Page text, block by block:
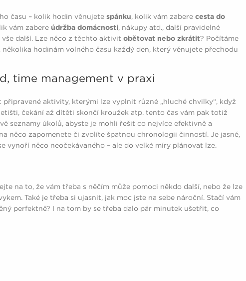
času – kolik hodin věnujete spánku, kolik vám zabere cesta do
vám zabere údržba domácnosti, nákupy atd., další pravidelné
další. Lze něco z těchto aktivit obětovat nebo zkrátit? Počítáme
hodinám volného času každý den, který věnujete přechodu
time management v praxi
aktivity, kterými lze vyplnit různé „hluché chvilky“, když
čekání až dítěti skončí kroužek atp. tento čas vám pak totiž
seznamy úkolů, abyste je mohli řešit co nejvíce efektivně a
něco zapomenete či zvolíte špatnou chronologii činností. Je jasné,
vynoří něco neočekávaného – ale do velké míry plánovat lze.
na to, že vám třeba s něčím může pomoci někdo další, nebo že lze
Také je třeba si ujasnit, jak moc jste na sebe nároční. Stačí vám
perfektně? I na tom by se třeba dalo pár minutek ušetřit, co